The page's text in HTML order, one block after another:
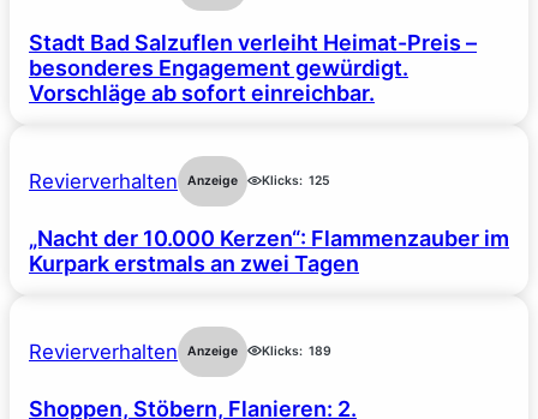
Stadt Bad Salzuflen verleiht Heimat-Preis –
besonderes Engagement gewürdigt.
Vorschläge ab sofort einreichbar.
Revierverhalten Anzeige Klicks: 125
„Nacht der 10.000 Kerzen“: Flammenzauber im
Kurpark erstmals an zwei Tagen
Revierverhalten Anzeige Klicks: 189
Shoppen, Stöbern, Flanieren: 2.